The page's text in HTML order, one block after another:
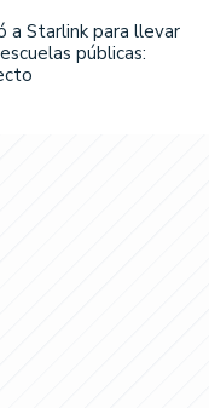
a Starlink para llevar
públicas: